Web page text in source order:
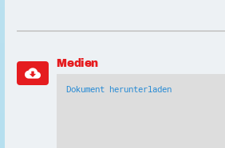
cloud_download
Medien
Dokument herunterladen